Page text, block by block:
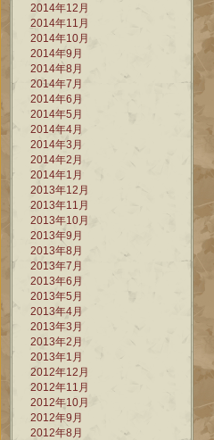
2014年12月
2014年11月
2014年10月
2014年9月
2014年8月
2014年7月
2014年6月
2014年5月
2014年4月
2014年3月
2014年2月
2014年1月
2013年12月
2013年11月
2013年10月
2013年9月
2013年8月
2013年7月
2013年6月
2013年5月
2013年4月
2013年3月
2013年2月
2013年1月
2012年12月
2012年11月
2012年10月
2012年9月
2012年8月